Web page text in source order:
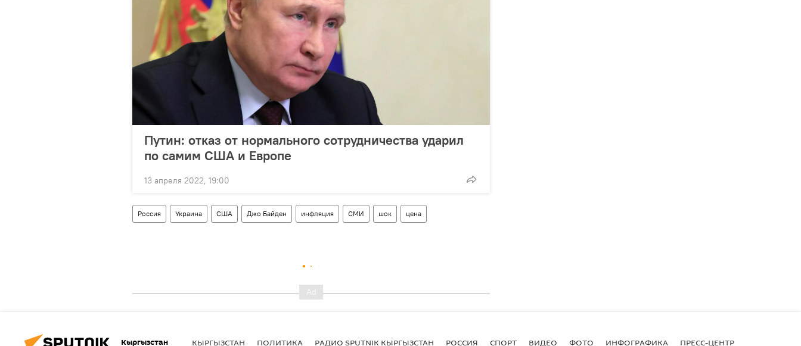
Путин: отказ от нормального сотрудничества ударил
по самим США и Европе
13 апреля 2022, 19:00
Россия Украина США Джо Байден инфляция СМИ шок цена
Кыргызстан КЫРГЫЗСТАН ПОЛИТИКА РАДИО SPUTNIK КЫРГЫЗСТАН РОССИЯ СПОРТ ВИДЕО ФОТО ИНФОГРАФИКА ПРЕСС-ЦЕНТР